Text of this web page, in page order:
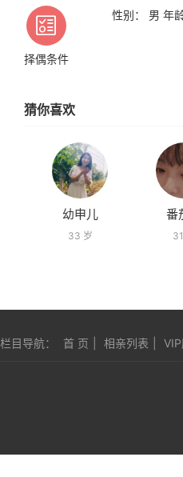
择偶条件
性别： 男 年
猜你喜欢
幼申儿
33 岁
番
栏目导航： 首 页 相亲列表